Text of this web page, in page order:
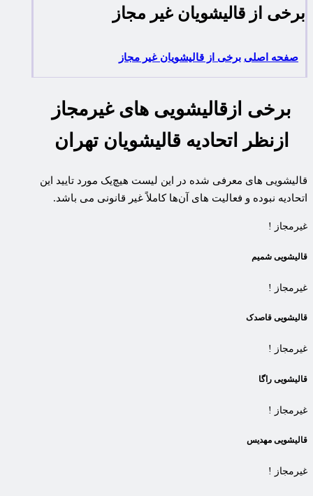
برخی از قالیشویان غیر مجاز
صفحه اصلی برخی از قالیشویان غیر مجاز
برخی ازقالیشویی های غیرمجاز
ازنظر اتحادیه قالیشویان تهران
قالیشویی های معرفی شده در این لیست هیچ‌یک مورد تایید این
اتحادیه نبوده و فعالیت های آن‌ها کاملاً غیر قانونی می باشد.
غیرمجاز !
قالیشویی شمیم
غیرمجاز !
قالیشویی قاصدک
غیرمجاز !
قالیشویی راگا
غیرمجاز !
قالیشویی مهدیس
غیرمجاز !